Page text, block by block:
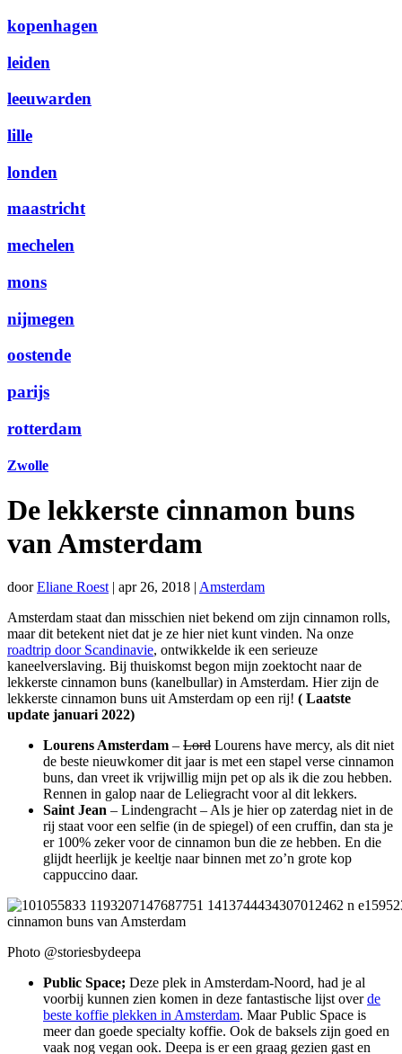
kopenhagen
leiden
leeuwarden
lille
londen
maastricht
mechelen
mons
nijmegen
oostende
parijs
rotterdam
Zwolle
De lekkerste cinnamon buns
van Amsterdam
doorEliane Roest | apr 26, 2018 | Amsterdam
Amsterdam staat dan misschien niet bekend om zijn cinnamon rolls,
maar dit betekent niet dat je ze hier niet kunt vinden. Na onze
roadtrip door Scandinavie, ontwikkelde ik een serieuze
kaneelverslaving. Bij thuiskomst begon mijn zoektocht naar de
lekkerste cinnamon buns (kanelbullar) in Amsterdam. Hier zijn de
lekkerste cinnamon buns uit Amsterdam op een rij! ( Laatste
update januari 2022)
Lourens Amsterdam – Lord Lourens have mercy, als dit niet
de beste nieuwkomer dit jaar is met een stapel verse cinnamon
buns, dan vreet ik vrijwillig mijn pet op als ik die zou hebben.
Rennen in galop naar de Leliegracht voor al dit lekkers.
Saint Jean – Lindengracht – Als je hier op zaterdag niet in de
rij staat voor een selfie (in de spiegel) of een cruffin, dan sta je
er 100% zeker voor de cinnamon bun die ze hebben. En die
glijdt heerlijk je keeltje naar binnen met zo’n grote kop
cappuccino daar.
Photo @storiesbydeepa
Public Space; Deze plek in Amsterdam-Noord, had je al
voorbij kunnen zien komen in deze fantastische lijst overde
beste koffie plekken in Amsterdam. Maar Public Space is
meer dan goede specialty koffie. Ook de baksels zijn goed en
vaak nog vegan ook. Deepa is er een graag gezien gast en